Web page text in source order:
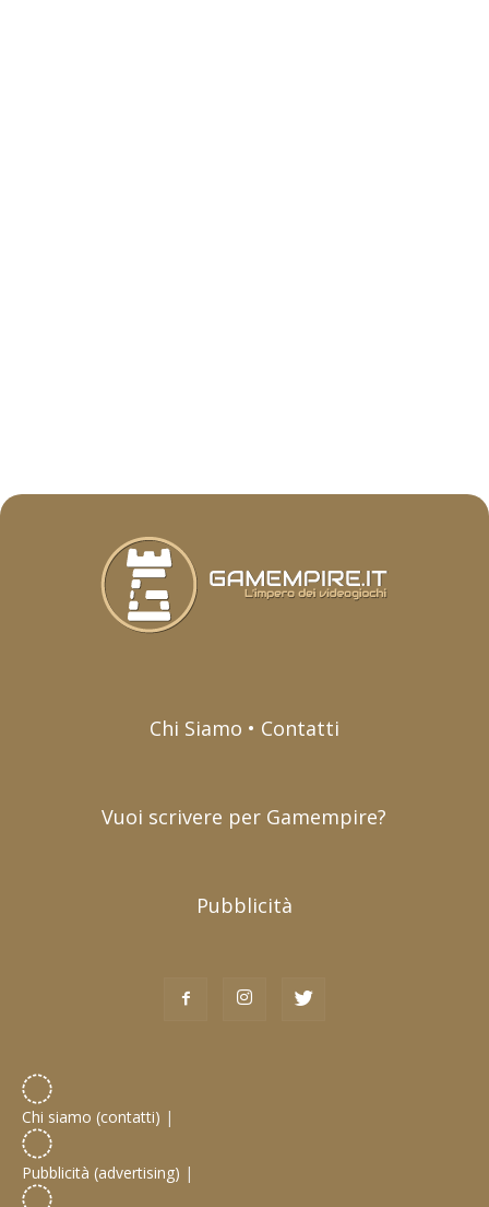
Chi Siamo • Contatti
Vuoi scrivere per Gamempire?
Pubblicità
Chi siamo (contatti) |
Pubblicità (advertising) |